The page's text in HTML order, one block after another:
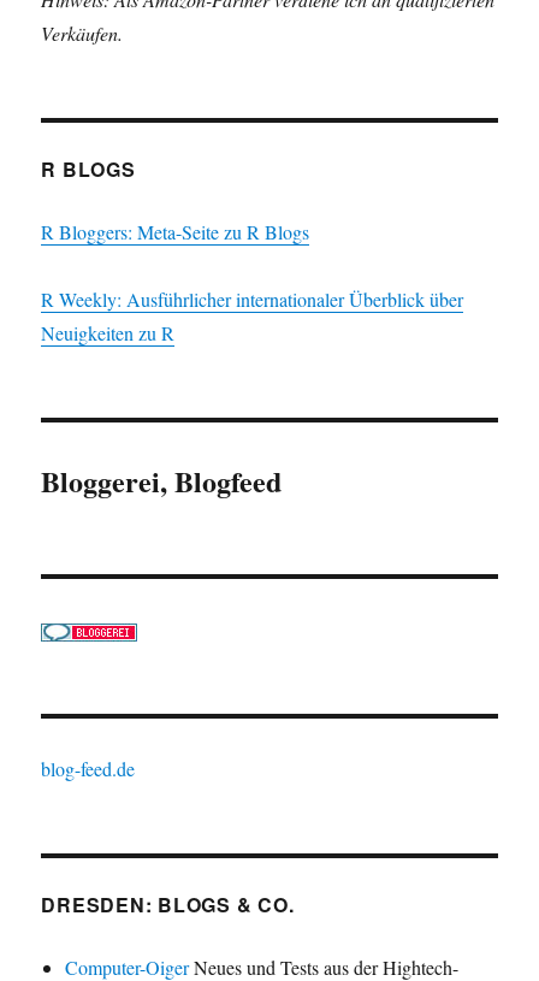
Verkäufen.
R BLOGS
R Bloggers: Meta-Seite zu R Blogs
R Weekly: Ausführlicher internationaler Überblick über
Neuigkeiten zu R
Bloggerei, Blogfeed
blog-feed.de
DRESDEN: BLOGS & CO.
Computer-OigerNeues und Tests aus der Hightech-